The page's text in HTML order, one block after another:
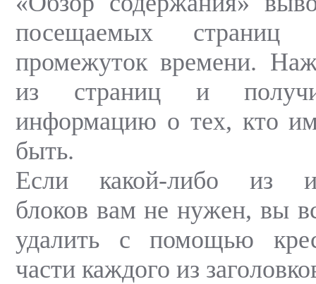
посещаемых страниц
промежуток времени.
из страниц и
информацию о тех, кто
быть.
Если какой-либо из
блоков вам не нужен, вы
удалить с помощью
части каждого из